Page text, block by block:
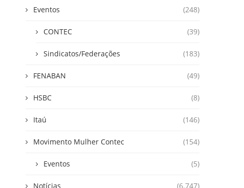
Eventos (248)
CONTEC (39)
Sindicatos/Federações (183)
FENABAN (49)
HSBC (8)
Itaú (146)
Movimento Mulher Contec (154)
Eventos (5)
Notícias (6.747)